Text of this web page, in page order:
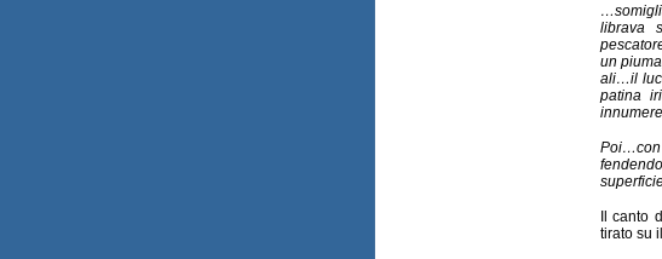
librava
un
ali…il
patina
Il canto
tirato su